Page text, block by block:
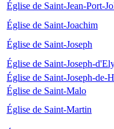
Église de Saint-Jean-Port-
Église de Saint-Joachim
Église de Saint-Joseph
Église de Saint-Joseph-
Église de Saint-Joseph-de-
Église de Saint-Malo
Église de Saint-Martin